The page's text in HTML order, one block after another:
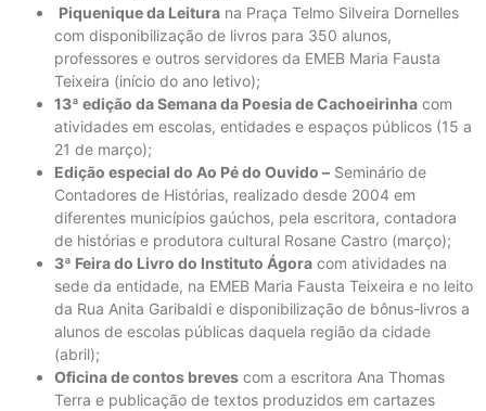
Piquenique da Leitura na Praça Telmo Silveira Dornelles
com disponibilização de livros para 350 alunos,
professores e outros servidores da EMEB Maria Fausta
Teixeira (início do ano letivo);
13ª edição da Semana da Poesia de Cachoeirinha com
atividades em escolas, entidades e espaços públicos (15 a
21 de março);
Edição especial do Ao Pé do Ouvido – Seminário de
Contadores de Histórias, realizado desde 2004 em
diferentes municípios gaúchos, pela escritora, contadora
de histórias e produtora cultural Rosane Castro (março);
3ª Feira do Livro do Instituto Ágora com atividades na
sede da entidade, na EMEB Maria Fausta Teixeira e no leito
da Rua Anita Garibaldi e disponibilização de bônus-livros a
alunos de escolas públicas daquela região da cidade
(abril);
Oficina de contos breves com a escritora Ana Thomas
Terra e publicação de textos produzidos em cartazes